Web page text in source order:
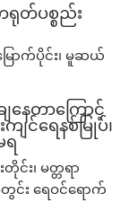
တ်ပစ္စည်း
ြောက်ပိုင်း၊ မူဆယ်
နေတာကြောင့်
ကျင်ရေနစ်မြုပ်၊
ရ
င်း၊ မတ္တရာ
း ရေဝင်ရောက်